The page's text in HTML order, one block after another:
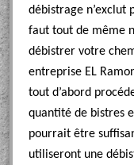
débistrage n’exclut
faut tout de même
débistrer votre
entreprise EL
tout d’abord
quantité de bistres
pourrait être
utiliseront une